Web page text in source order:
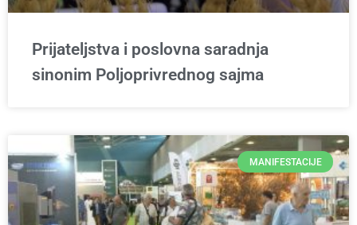
Prijateljstva i poslovna saradnja
sinonim Poljoprivrednog sajma
MANIFESTACIJE